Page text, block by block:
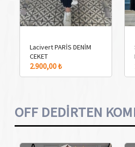
Lacivert PARİS DENİM
CEKET
2.900,00 ₺
OFF DEDİRTEN